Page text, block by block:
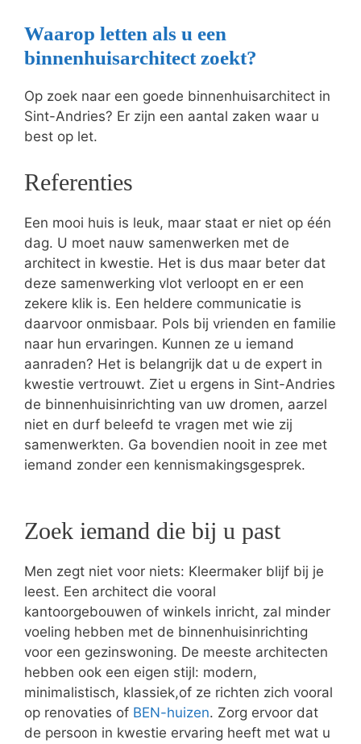
Waarop letten als u een
binnenhuisarchitect zoekt?
Op zoek naar een goede binnenhuisarchitect in
Sint-Andries? Er zijn een aantal zaken waar u
best op let.
Referenties
Een mooi huis is leuk, maar staat er niet op één
dag. U moet nauw samenwerken met de
architect in kwestie. Het is dus maar beter dat
deze samenwerking vlot verloopt en er een
zekere klik is. Een heldere communicatie is
daarvoor onmisbaar. Pols bij vrienden en familie
naar hun ervaringen. Kunnen ze u iemand
aanraden? Het is belangrijk dat u de expert in
kwestie vertrouwt. Ziet u ergens in Sint-Andries
de binnenhuisinrichting van uw dromen, aarzel
niet en durf beleefd te vragen met wie zij
samenwerkten. Ga bovendien nooit in zee met
iemand zonder een kennismakingsgesprek.
Zoek iemand die bij u past
Men zegt niet voor niets: Kleermaker blijf bij je
leest. Een architect die vooral
kantoorgebouwen of winkels inricht, zal minder
voeling hebben met de binnenhuisinrichting
voor een gezinswoning. De meeste architecten
hebben ook een eigen stijl: modern,
minimalistisch, klassiek,of ze richten zich vooral
op renovaties of BEN-huizen. Zorg ervoor dat
de persoon in kwestie ervaring heeft met wat u